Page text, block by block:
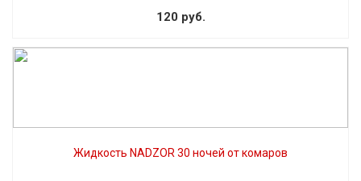
120 руб.
Жидкость NADZOR 30 ночей от комаров